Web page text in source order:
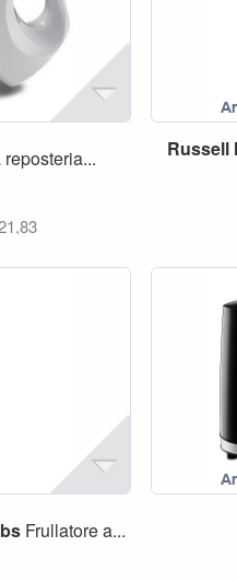
Russell
Frullatore a...